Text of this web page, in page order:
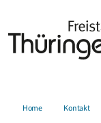
Home Kontakt